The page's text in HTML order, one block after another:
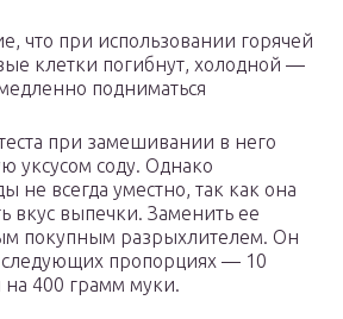
что при использовании горячей
клетки погибнут, холодной —
подниматься
при замешивании в него
уксусом соду. Однако
не всегда уместно, так как она
вкус выпечки. Заменить ее
покупным разрыхлителем. Он
следующих пропорциях — 10
на 400 грамм муки.